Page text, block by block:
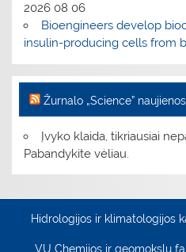
2026 08 06
Bioengineers develop
insulin-producing cells from
Žurnalo „Science” naujienos
Įvyko klaida, tikriausiai
Pabandykite vėliau.
Hidrologijos ir klimatologijos
VU Chemijos ir geomokslų